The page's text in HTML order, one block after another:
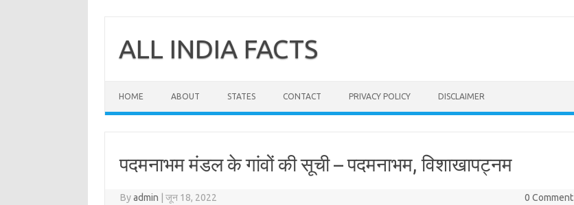
contentALL INDIA FACTS
HOME ABOUT STATES CONTACT PRIVACY POLICY DISCLAIMER
पदमनाभम मंडल के गांवों की सूची – पदमनाभम, विशाखापट्नम
Byadmin जून 18, 2022 0 Comment